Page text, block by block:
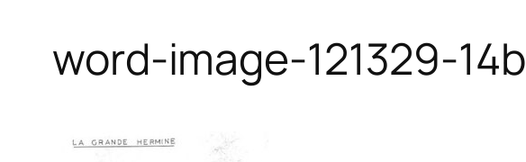
word-image-121329-14b